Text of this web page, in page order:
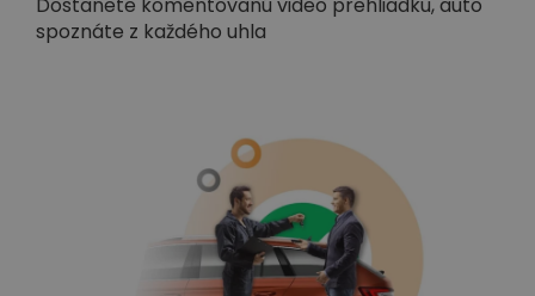
Dostanete komentovanú video prehliadku, auto
spoznáte z každého uhla